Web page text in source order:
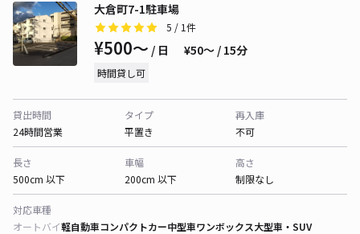
大倉町7-1駐車場
5 / 1件
¥500〜 / 日 ¥50〜 / 15分
時間貸し可
貸出時間
24時間営業
タイプ
平置き
再入庫
不可
長さ
500cm 以下
車幅
200cm 以下
高さ
制限なし
対応車種
オートバイ軽自動車コンパクトカー中型車ワンボックス大型車・SUV